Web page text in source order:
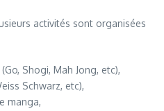
activités sont organisées
Shogi, Mah Jong, etc),
Schwarz, etc),
manga,